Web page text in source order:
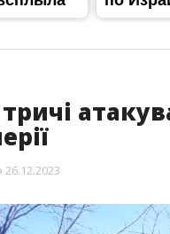
тричі
26.12.2023